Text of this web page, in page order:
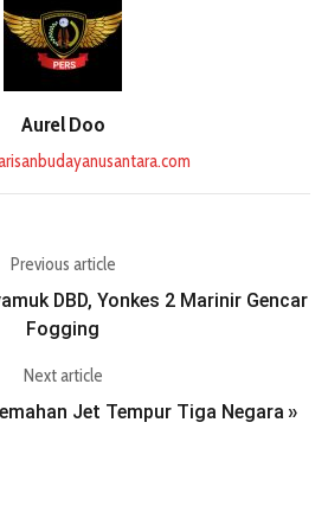
Aurel Doo
Previous article
DBD, Yonkes 2 Marinir Gencar
Fogging
Next article
Jet Tempur Tiga Negara »